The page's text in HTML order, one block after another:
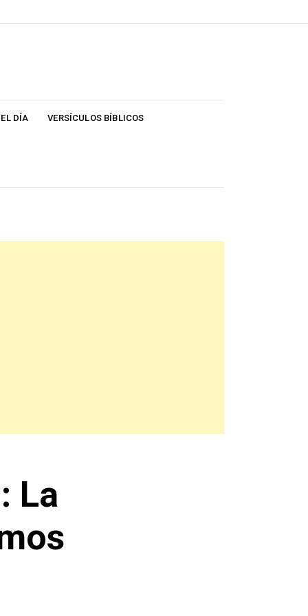
DÍA VERSÍCULOS BÍBLICOS
La